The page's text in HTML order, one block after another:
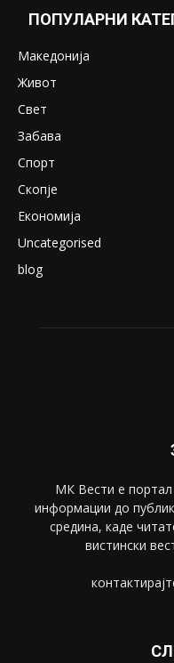
ПОПУЛАРНИ
Македонија
Живот
Свет
Забава
Спорт
Скопје
Економија
Uncategorised
blog
МК Вести е портал
информации до
средина, каде
вистински